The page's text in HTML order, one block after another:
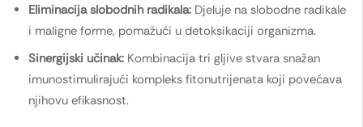
Eliminacija slobodnih radikala: Djeluje na slobodne radikale
i maligne forme, pomažući u detoksikaciji organizma.
Sinergijski učinak: Kombinacija tri gljive stvara snažan
imunostimulirajući kompleks fitonutrijenata koji povećava
njihovu efikasnost.